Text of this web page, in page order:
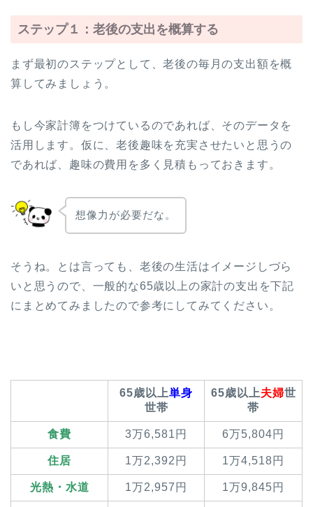
ステップ１：老後の支出を概算する
まず最初のステップとして、老後の毎月の支出額を概
算してみましょう。
もし今家計簿をつけているのであれば、そのデータを
活用します。仮に、老後趣味を充実させたいと思うの
であれば、趣味の費用を多く見積もっておきます。
想像力が必要だな。
そうね。とは言っても、老後の生活はイメージしづら
いと思うので、一般的な65歳以上の家計の支出を下記
にまとめてみましたので参考にしてみてください。
65歳以上単身
世帯
65歳以上夫婦世
帯
食費 3万6,581円 6万5,804円
住居 1万2,392円 1万4,518円
光熱・水道 1万2,957円 1万9,845円